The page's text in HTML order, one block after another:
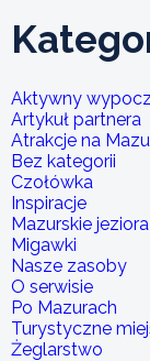
Aktywny
Artykuł partnera
Atrakcje na
Bez kategorii
Czołówka
Inspiracje
Mazurskie jeziora
Migawki
Nasze zasoby
O serwisie
Po Mazurach
Turystyczne
Żeglarstwo